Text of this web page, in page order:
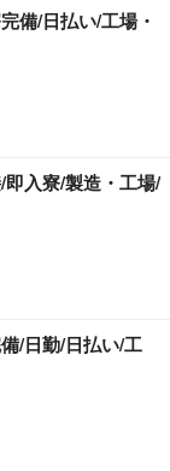
備/日払い/工場・
即入寮/製造・工場/
/日勤/日払い/工